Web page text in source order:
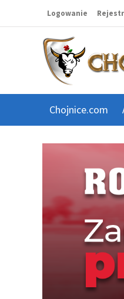
Logowanie
Chojnice.com